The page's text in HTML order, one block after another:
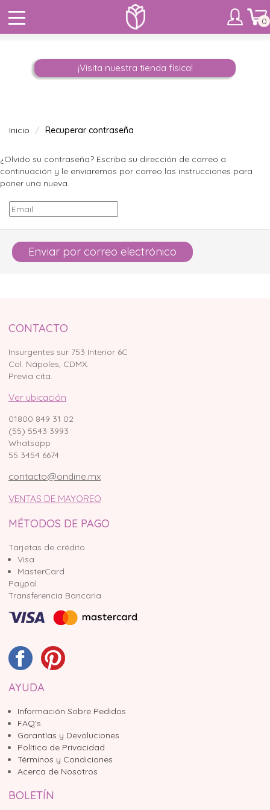
0
¡Visita nuestra tienda física!
Inicio Recuperar contraseña
¿Olvido su contraseña? Escriba su dirección de correo a
continuación y le enviaremos por correo las instrucciones para
poner una nueva.
Enviar por correo electrónico
CONTACTO
Insurgentes sur 753 Interior 6C
Col. Nápoles, CDMX.
Previa cita.
Ver ubicación
01800 849 31 02
(55) 5543 3993
Whatsapp
55 3454 6674
contacto@ondine.mx
VENTAS DE MAYOREO
MÉTODOS DE PAGO
Tarjetas de crédito
Visa
MasterCard
Paypal
Transferencia Bancaria
AYUDA
Información Sobre Pedidos
FAQ's
Garantías y Devoluciones
Política de Privacidad
Términos y Condiciones
Acerca de Nosotros
BOLETÍN